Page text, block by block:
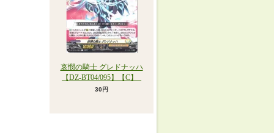
哀憫の騎士 グレドナッハ
【DZ-BT04/095】【C】_
30円